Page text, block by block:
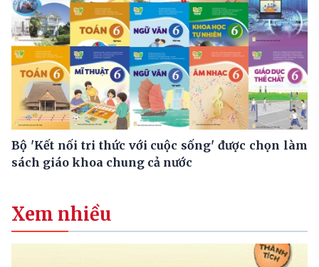
Bộ 'Kết nối tri thức với cuộc sống' được chọn làm
sách giáo khoa chung cả nước
Xem nhiều